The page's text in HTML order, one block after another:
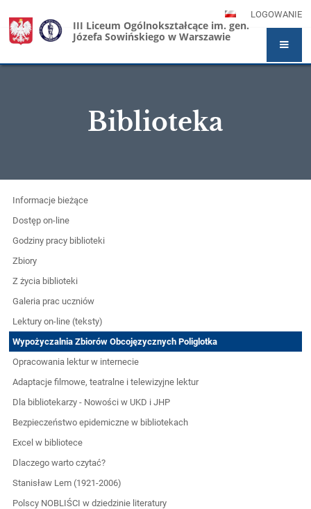
LOGOWANIE
III Liceum Ogólnokształcące im. gen.
Józefa Sowińskiego w Warszawie
Biblioteka
Biblioteka
Informacje bieżące
Dostęp on-line
Godziny pracy biblioteki
Zbiory
Z życia biblioteki
Galeria prac uczniów
Lektury on-line (teksty)
Wypożyczalnia Zbiorów Obcojęzycznych Poliglotka
Opracowania lektur w internecie
Adaptacje filmowe, teatralne i telewizyjne lektur
Dla bibliotekarzy - Nowości w UKD i JHP
Bezpieczeństwo epidemiczne w bibliotekach
Excel w bibliotece
Dlaczego warto czytać?
Stanisław Lem (1921-2006)
Polscy NOBLIŚCI w dziedzinie literatury